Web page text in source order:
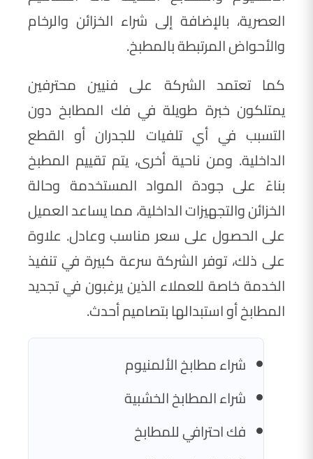
العصرية، بالإضافة إلى شراء الخزائن والرخام
والأحواض المرتبطة بالمطبخ.
كما تعتمد الشركة على فنيين محترفين
يمتلكون خبرة طويلة في فك المطابخ دون
التسبب في أي تلفيات للجدران أو القطع
الداخلية. ومن ناحية أخرى، يتم تقييم المطبخ
بناءً على جودة المواد المستخدمة وحالة
الخزائن والتجهيزات الداخلية، مما يساعد العميل
على الحصول على سعر مناسب وعادل. علاوة
على ذلك، توفر الشركة سرعة كبيرة في تنفيذ
الخدمة خاصة للعملاء الذين يرغبون في تجديد
المطابخ أو استبدالها بتصاميم أحدث.
شراء مطابخ الألمنيوم
شراء المطابخ الخشبية
فك احترافي للمطابخ